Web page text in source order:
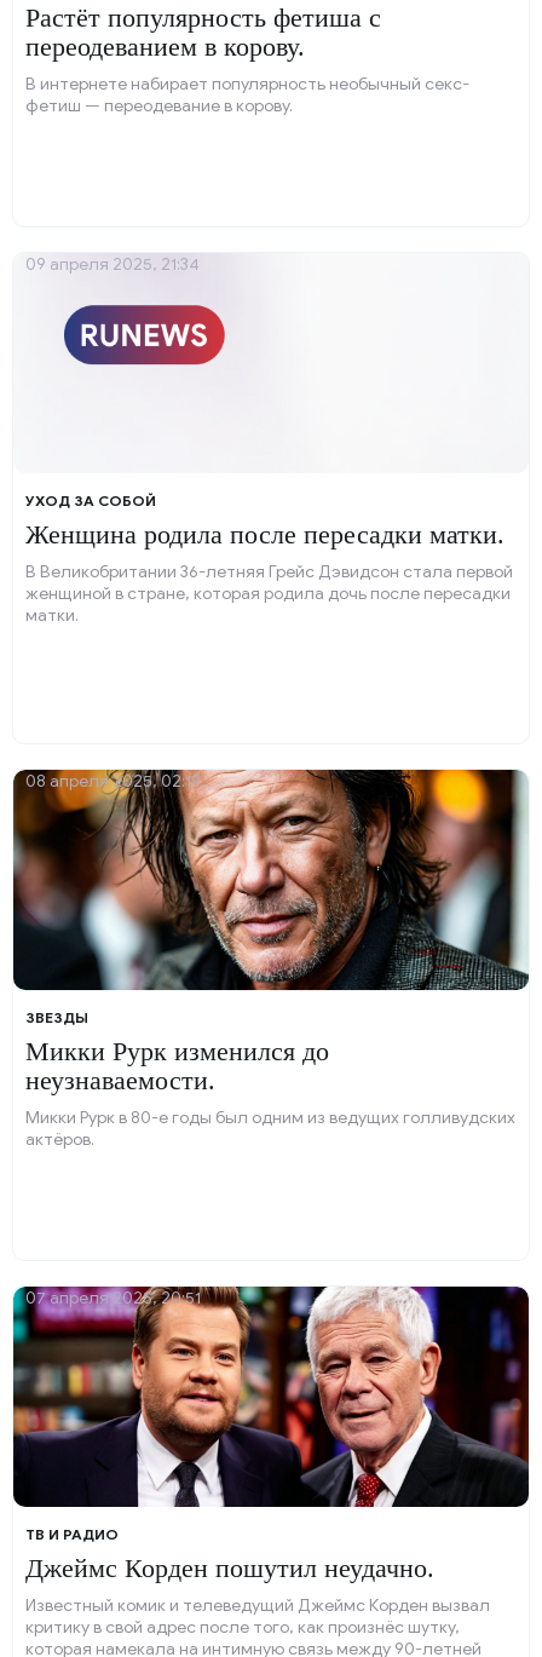
Растёт популярность фетиша с
переодеванием в корову.
В интернете набирает популярность необычный секс-
фетиш — переодевание в корову.
УХОД ЗА СОБОЙ
Женщина родила после пересадки матки.
В Великобритании 36-летняя Грейс Дэвидсон стала первой
женщиной в стране, которая родила дочь после пересадки
матки.
09 апреля 2025, 21:34
ЗВЕЗДЫ
Микки Рурк изменился до
неузнаваемости.
Микки Рурк в 80-е годы был одним из ведущих голливудских
актёров.
08 апреля 2025, 02:19
ТВ И РАДИО
Джеймс Корден пошутил неудачно.
Известный комик и телеведущий Джеймс Корден вызвал
критику в свой адрес после того, как произнёс шутку,
которая намекала на интимную связь между 90-летней
07 апреля 2025, 20:51